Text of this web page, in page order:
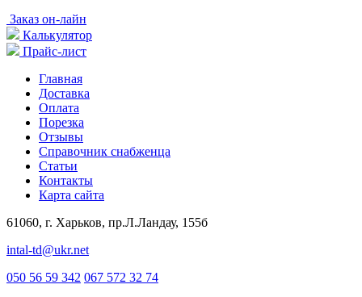
Заказ он-лайн
Калькулятор
Прайс-лист
Главная
Доставка
Оплата
Порезка
Отзывы
Справочник снабженца
Статьи
Контакты
Карта сайта
61060, г. Харьков, пр.Л.Ландау, 155б
intal-td@ukr.net
050 56 59 342 067 572 32 74